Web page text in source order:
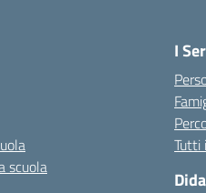
scuola
I
Tutti